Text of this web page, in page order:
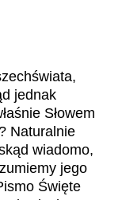
jednak
Słowem
Naturalnie
wiadomo,
jego
Święte